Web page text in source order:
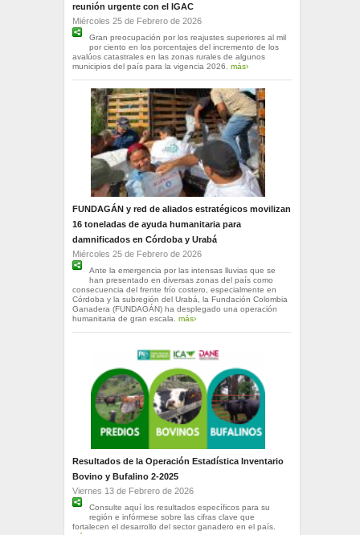
reunión urgente con el IGAC
Miércoles 25 de Febrero de 2026
Gran preocupación por los reajustes superiores al mil
por ciento en los porcentajes del incremento de los
avalúos catastrales en las zonas rurales de algunos
municipios del país para la vigencia 2026. más›
FUNDAGÁN y red de aliados estratégicos movilizan
16 toneladas de ayuda humanitaria para
damnificados en Córdoba y Urabá
Miércoles 25 de Febrero de 2026
Ante la emergencia por las intensas lluvias que se
han presentado en diversas zonas del país como
consecuencia del frente frío costero, especialmente en
Córdoba y la subregión del Urabá, la Fundación Colombia
Ganadera (FUNDAGÁN) ha desplegado una operación
humanitaria de gran escala. más›
Resultados de la Operación Estadística Inventario
Bovino y Bufalino 2-2025
Viernes 13 de Febrero de 2026
Consulte aquí los resultados específicos para su
región e infórmese sobre las cifras clave que
fortalecen el desarrollo del sector ganadero en el país.